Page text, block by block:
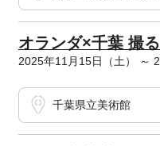
オランダ×千葉 撮
2025年11月15日（土） ～
千葉県立美術館